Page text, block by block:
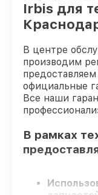
Замена корпуса
телевизора Irbis
Irbis для
В центре
производим
официальные
Все наши
В рамках